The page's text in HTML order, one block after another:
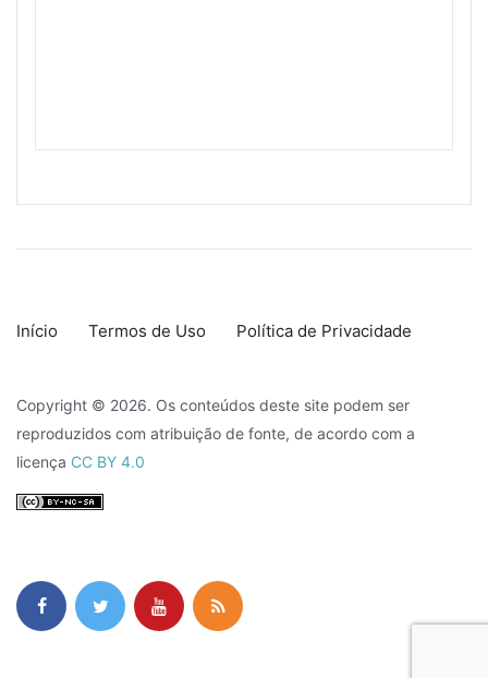
Início Termos de Uso Política de Privacidade
Copyright © 2026. Os conteúdos deste site podem ser
reproduzidos com atribuição de fonte, de acordo com a
licença CC BY 4.0